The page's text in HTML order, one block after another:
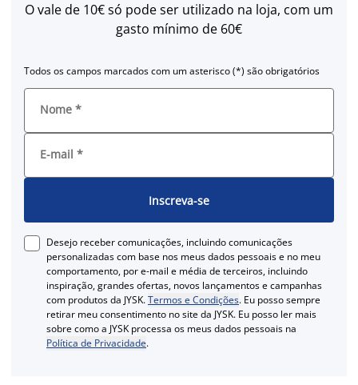
O vale de 10€ só pode ser utilizado na loja, com um
gasto mínimo de 60€
Todos os campos marcados com um asterisco (*) são obrigatórios
Nome *
E-mail *
Inscreva-se
Desejo receber comunicações, incluindo comunicações
personalizadas com base nos meus dados pessoais e no meu
comportamento, por e-mail e média de terceiros, incluindo
inspiração, grandes ofertas, novos lançamentos e campanhas
com produtos da JYSK.Termos e Condições. Eu posso sempre
retirar meu consentimento no site da JYSK. Eu posso ler mais
sobre como a JYSK processa os meus dados pessoais na
Política de Privacidade.